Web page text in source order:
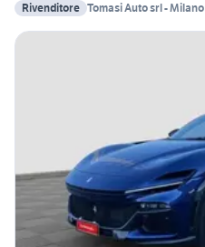
Rivenditore Tomasi Auto srl - Milano